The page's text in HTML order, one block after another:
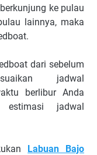
ke pulau
lainnya, maka
dari sebelum
jadwal
berlibur Anda
jadwal
Labuan Bajo